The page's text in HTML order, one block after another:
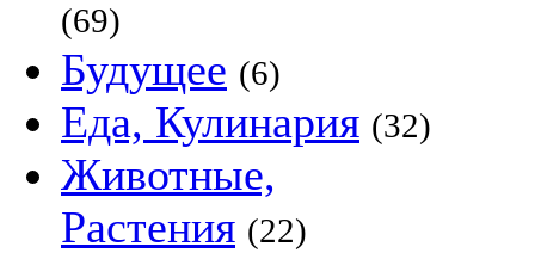
(69)
Будущее (6)
Еда, Кулинария (32)
Животные,
Растения (22)